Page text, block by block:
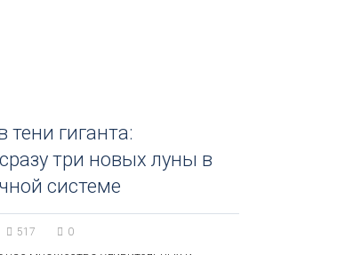
гиганта:
три новых луны в
системе
517 0